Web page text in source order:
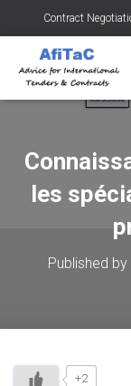
Contract
Tendering
les
Published by
+2